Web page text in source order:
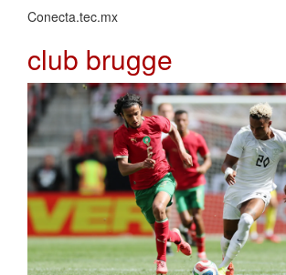
Conecta.tec.mx
club brugge